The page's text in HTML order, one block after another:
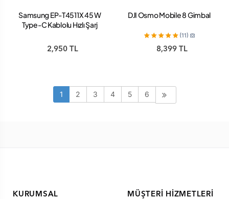
Samsung EP-T4511X 45 W
Type-C Kablolu Hızlı Şarj
2,950 TL
DJI Osmo Mobile 8 Gimbal
(11)
8,399 TL
1 2 3 4 5 6
KURUMSAL MÜŞTERI HIZMETLERI